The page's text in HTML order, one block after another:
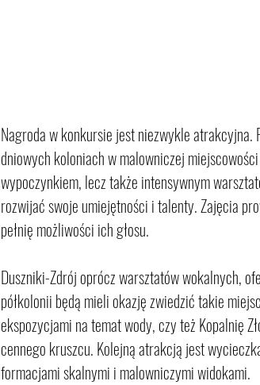
Nagroda w konkursie jest niezwykle
dniowych koloniach w malowniczej
wypoczynkiem, lecz także intensywnym
rozwijać swoje umiejętności i talenty. Zajęcia
pełnię możliwości ich głosu.
Duszniki-Zdrój oprócz warsztatów wokalnych,
półkolonii będą mieli okazję zwiedzić takie
ekspozycjami na temat wody, czy też Kopalnię
cennego kruszcu. Kolejną atrakcją jest
formacjami skalnymi i malowniczymi widokami.